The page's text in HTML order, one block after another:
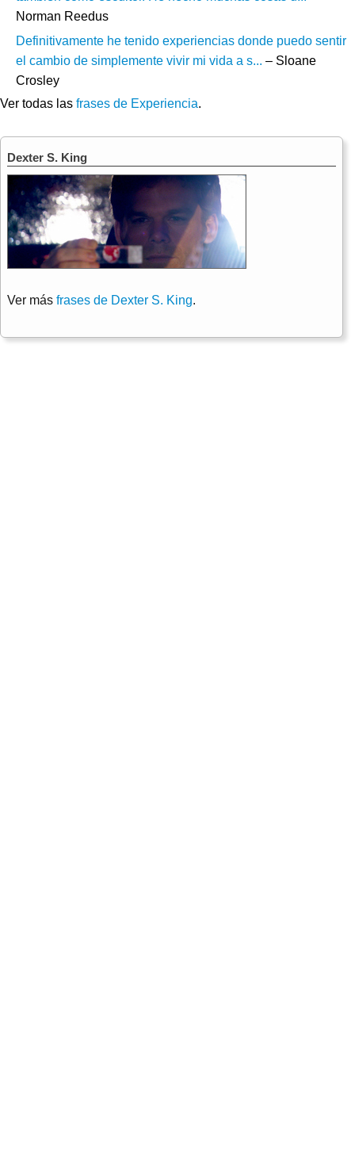
Norman Reedus
Definitivamente he tenido experiencias donde puedo sentir
el cambio de simplemente vivir mi vida a s... – Sloane
Crosley
Ver todas las frases de Experiencia.
Dexter S. King
Ver más frases de Dexter S. King.